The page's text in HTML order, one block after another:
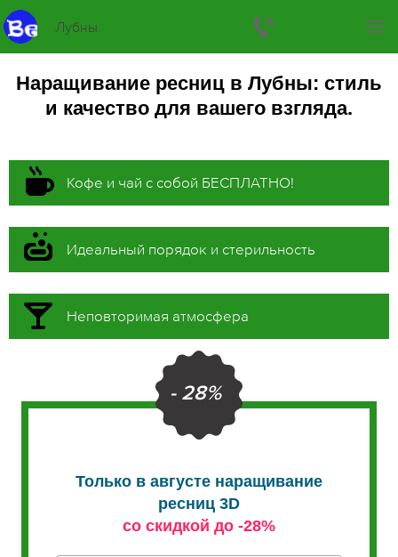
Лубны
Наращивание ресниц в Лубны: стиль
и качество для вашего взгляда.
Кофе и чай с собой БЕСПЛАТНО!
Идеальный порядок и стерильность
Неповторимая атмосфера
- 28%
Только в августе наращивание
ресниц 3D
со скидкой до -28%